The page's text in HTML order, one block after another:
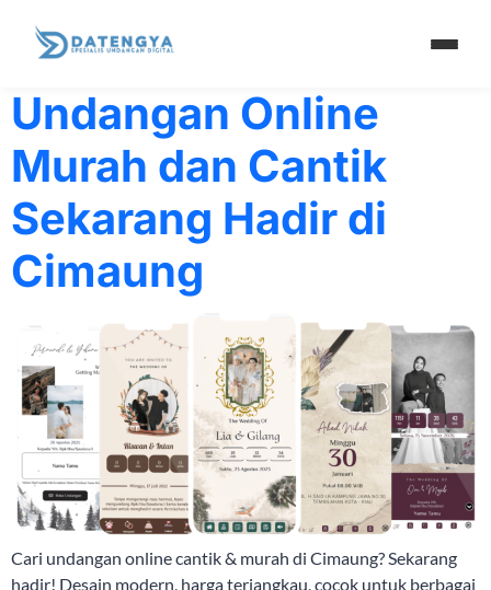
Kategori:Jasa
Undangan Online
Murah dan Cantik
Sekarang Hadir di
Cimaung
Cari undangan online cantik & murah di Cimaung? Sekarang
hadir! Desain modern, harga terjangkau, cocok untuk berbagai